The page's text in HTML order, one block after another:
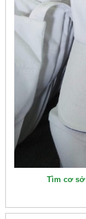
Tìm cơ sở